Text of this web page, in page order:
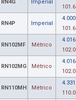
RN4G Imperial
101.6
RN4P Imperial
4.000
101.6
RN102MF Métrico
4.016
102.0
RN102MG Métrico
4.016
102.0
RN110MH Métrico
4.331
110.0